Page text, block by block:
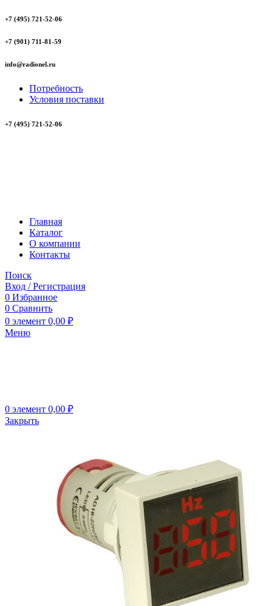
+7 (495) 721-52-06
+7 (901) 711-81-59
info@radionel.ru
Потребность
Условия поставки
+7 (495) 721-52-06
Главная
Каталог
О компании
Контакты
Поиск
Вход / Регистрация
0 Избранное
0 Сравнить
0 элемент 0,00 ₽
Меню
0 элемент 0,00 ₽
Закрыть